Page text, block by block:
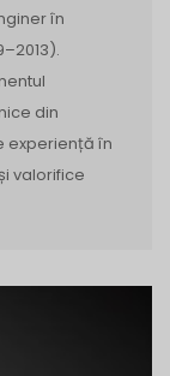
în
din
experiență în
valorifice